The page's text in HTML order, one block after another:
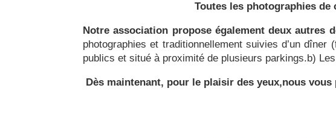
Toutes les photographies de
Notre association propose également deux autres
photographies et traditionnellement suivies d’un
publics et situé à proximité de plusieurs parkings.b) Les
Dès maintenant, pour le plaisir des yeux,nous